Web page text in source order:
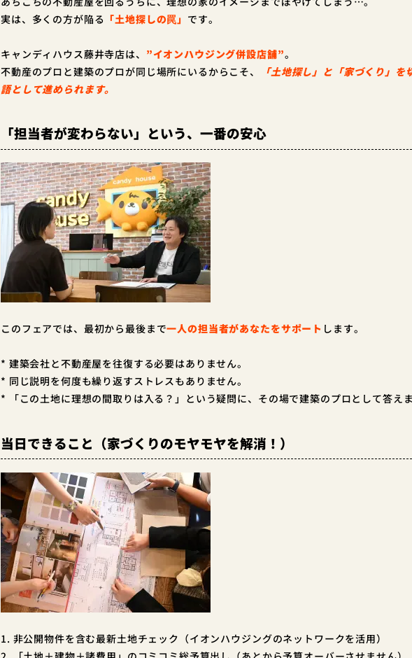
実は、多くの方が陥る 「土地探しの罠」 です。
キャンディハウス藤井寺店は、 ”イオンハウジング併設店舗”。
不動産のプロと建築のプロが同じ場所にいるからこそ、
「土地探し」と「家づくり」
語として進められます。
「担当者が変わらない」という、一番の安心
このフェアでは、最初から最後まで一人の担当者があなたをサポート します。
* 建築会社と不動産屋を往復する必要はありません。
* 同じ説明を何度も繰り返すストレスもありません。
* 「この土地に理想の間取りは入る？」という疑問に、その場で建築のプロとして答え
当日できること（家づくりのモヤモヤを解消！）
1. 非公開物件を含む最新土地チェック（イオンハウジングのネットワークを活用）